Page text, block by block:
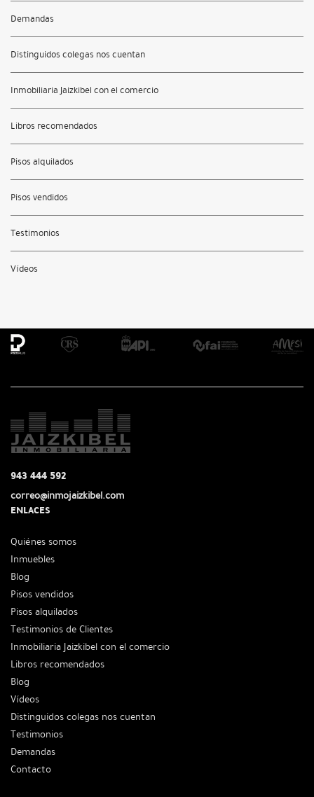
Demandas
Distinguidos colegas nos cuentan
Inmobiliaria Jaizkibel con el comercio
Libros recomendados
Pisos alquilados
Pisos vendidos
Testimonios
Vídeos
943 444 592
correo@inmojaizkibel.com
ENLACES
Quiénes somos
Inmuebles
Blog
Pisos vendidos
Pisos alquilados
Testimonios de Clientes
Inmobiliaria Jaizkibel con el comercio
Libros recomendados
Blog
Vídeos
Distinguidos colegas nos cuentan
Testimonios
Demandas
Contacto